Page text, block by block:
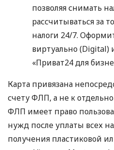
позволяя снимать
рассчитываться за
налоги 24/7.
виртуально (Digital)
«Приват24 для
Карта привязана
счету ФЛП, а не к
ФЛП имеет право
нужд после уплаты всех
получения пластиковой